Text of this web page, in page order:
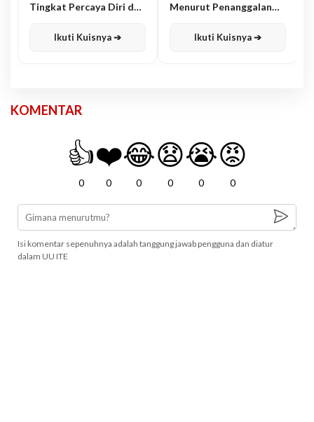
Tingkat Percaya Diri dan
Ikuti Kuisnya ➔
Menurut Penanggalan
Ikuti Kuisnya ➔
KOMENTAR
👍
0
❤️
0
😂
0
😧
0
😭
0
😡
0
Isi komentar sepenuhnya adalah tanggung jawab pengguna dan diatur
dalam UU ITE